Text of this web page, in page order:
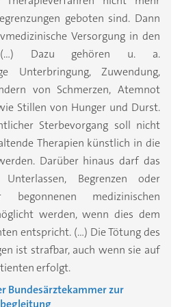
geboten sind. Dann
Versorgung in den
(…) Dazu gehören u. a.
Unterbringung, Zuwendung,
von Schmerzen, Atemnot
Stillen von Hunger und Durst.
Sterbevorgang soll nicht
Therapien künstlich in die
Darüber hinaus darf das
Begrenzen oder
begonnenen medizinischen
werden, wenn dies dem
entspricht. (…) Die Tötung des
ist strafbar, auch wenn sie auf
erfolgt.
Bundesärztekammer zur